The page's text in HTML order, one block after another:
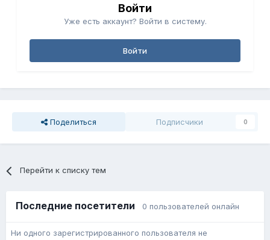
Войти
Уже есть аккаунт? Войти в систему.
Войти
Поделиться Подписчики 0
Перейти к списку тем
Последние посетители 0 пользователей онлайн
Ни одного зарегистрированного пользователя не